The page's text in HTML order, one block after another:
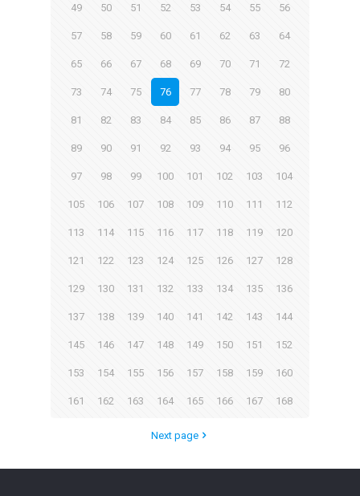
49 50 51 52 53 54 55 56
57 58 59 60 61 62 63 64
65 66 67 68 69 70 71 72
73 74 75 76 77 78 79 80
81 82 83 84 85 86 87 88
89 90 91 92 93 94 95 96
97 98 99 100 101 102 103 104
105 106 107 108 109 110 111 112
113 114 115 116 117 118 119 120
121 122 123 124 125 126 127 128
129 130 131 132 133 134 135 136
137 138 139 140 141 142 143 144
145 146 147 148 149 150 151 152
153 154 155 156 157 158 159 160
161 162 163 164 165 166 167 168
Next page